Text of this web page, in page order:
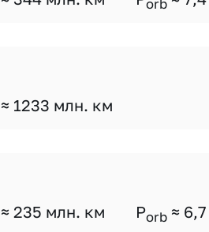
orb
≈ 1233 млн. км
≈ 235 млн. км Porb ≈ 6,7